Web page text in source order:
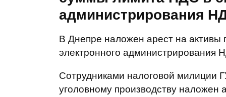
администрирования
В Днепре наложен арест на
электронного
Сотрудниками налоговой милиции
уголовному производству наложен